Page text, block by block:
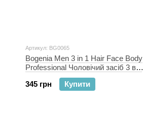
Артикул: BG0065
Bogenia Men 3 in 1 Hair Face Body
Professional Чоловічий засіб 3 в 1
345 грн
Купити